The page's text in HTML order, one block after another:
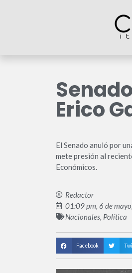
Erico
El Senado anuló por
mete presión al
Económicos.
Redactor
01:09 pm, 6 de
Nacionales, Política
Facebook